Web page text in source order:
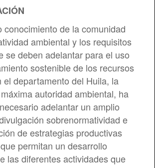
conocimiento de la comunidad
ambiental y los requisitos
se deben adelantar para el uso
sostenible de los recursos
el departamento del Huila, la
autoridad ambiental, ha
adelantar un amplio
sobrenormatividad e
de estrategias productivas
permitan un desarrollo
las diferentes actividades que